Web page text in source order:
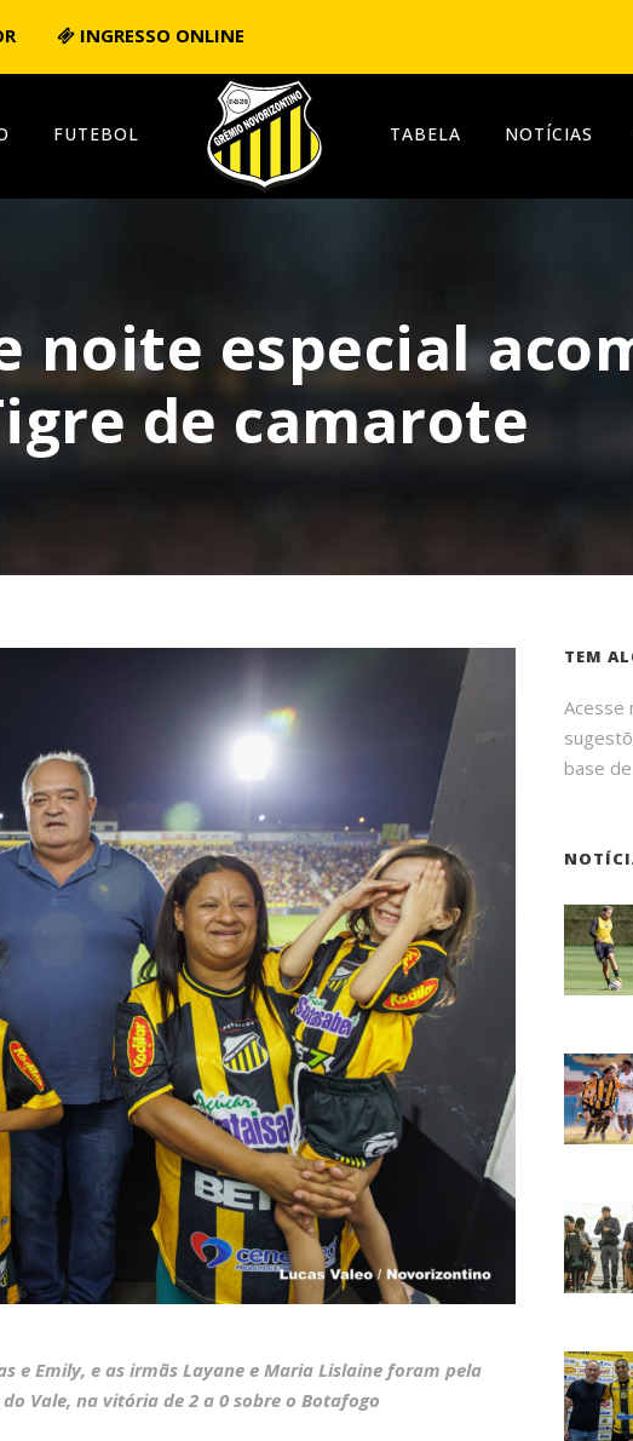
INGRESSO ONLINE
FUTEBOL TABELA NOTÍCIAS
noite especial
de camarote
e Emily, e as irmãs Layane e Maria Lislaine foram pela
Vale, na vitória de 2 a 0 sobre o Botafogo
TEM
Acesse
base